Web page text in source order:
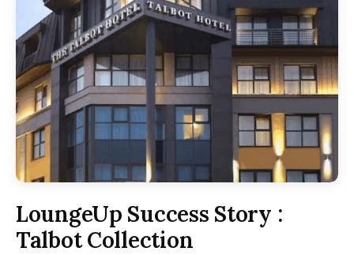
LoungeUp Success Story :
Talbot Collection